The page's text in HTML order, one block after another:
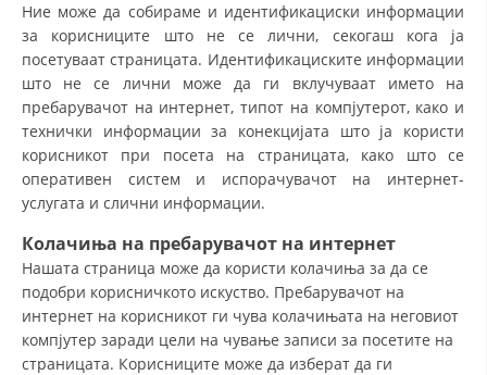
ЕДУКАТИВНО ИНФОРМАТИВНИ МАТЕРИЈАЛИ
БРОШУРИ
ПОСТЕРИ
ПРЕЗЕНТАЦИИ
Ние може да собираме и идентификациски информации
за корисниците што не се лични, секогаш кога ја
посетуваат страницата. Идентификациските информации
што не се лични може да ги вклучуваат името на
пребарувачот на интернет, типот на компјутерот, како и
технички информации за конекцијата што ја користи
корисникот при посета на страницата, како што се
оперативен систем и испорачувачот на интернет-
услугата и слични информации.
Колачиња на пребарувачот на интернет
Нашата страница може да користи колачиња за да се
подобри корисничкото искуство. Пребарувачот на
интернет на корисникот ги чува колачињата на неговиот
компјутер заради цели на чување записи за посетите на
страницата. Корисниците може да изберат да ги